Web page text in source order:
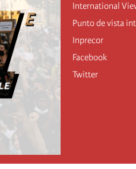
International
Punto de vista
Inprecor
Facebook
Twitter